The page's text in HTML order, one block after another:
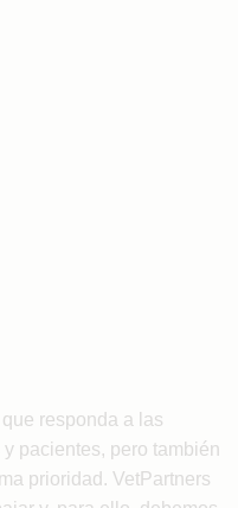
responda a las
pacientes, pero también
prioridad. VetPartners